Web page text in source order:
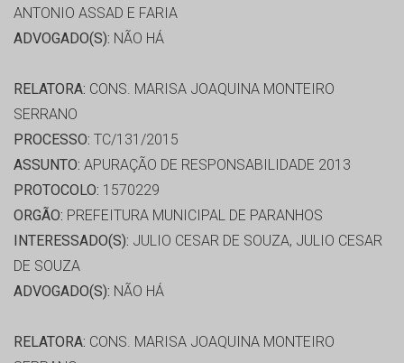
ANTONIO ASSAD E FARIA
ADVOGADO(S): NÃO HÁ
RELATORA: CONS. MARISA JOAQUINA MONTEIRO
SERRANO
PROCESSO: TC/131/2015
ASSUNTO: APURAÇÃO DE RESPONSABILIDADE 2013
PROTOCOLO: 1570229
ORGÃO: PREFEITURA MUNICIPAL DE PARANHOS
INTERESSADO(S): JULIO CESAR DE SOUZA, JULIO CESAR
DE SOUZA
ADVOGADO(S): NÃO HÁ
RELATORA: CONS. MARISA JOAQUINA MONTEIRO